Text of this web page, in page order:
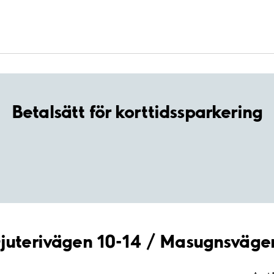
Betalsätt för korttidssparkering
10-14 /